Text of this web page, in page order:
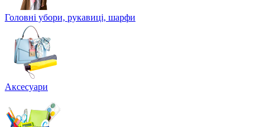
Головні убори, рукавиці, шарфи
Аксесуари